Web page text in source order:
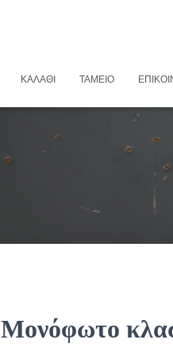
ΚΑΛΆΘΙ ΤΑΜΕΊΟ
Μονόφωτο